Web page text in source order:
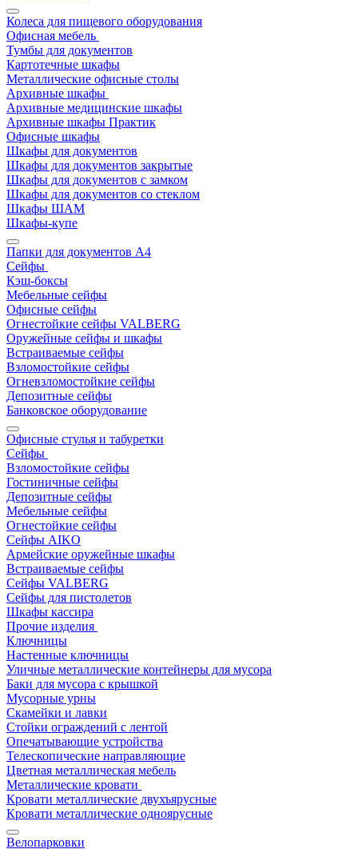
Колеса для пищевого оборудования
Офисная мебель
Тумбы для документов
Картотечные шкафы
Металлические офисные столы
Архивные шкафы
Архивные медицинские шкафы
Архивные шкафы Практик
Офисные шкафы
Шкафы для документов
Шкафы для документов закрытые
Шкафы для документов с замком
Шкафы для документов со стеклом
Шкафы ШАМ
Шкафы-купе
Папки для документов A4
Сейфы
Кэш-боксы
Мебельные сейфы
Офисные сейфы
Огнестойкие сейфы VALBERG
Оружейные сейфы и шкафы
Встраиваемые сейфы
Взломостойкие сейфы
Огневзломостойкие сейфы
Депозитные сейфы
Банковское оборудование
Офисные стулья и табуретки
Сейфы
Взломостойкие сейфы
Гостиничные сейфы
Депозитные сейфы
Мебельные сейфы
Огнестойкие сейфы
Сейфы AIKO
Армейские оружейные шкафы
Встраиваемые сейфы
Сейфы VALBERG
Сейфы для пистолетов
Шкафы кассира
Прочие изделия
Ключницы
Настенные ключницы
Уличные металлические контейнеры для мусора
Баки для мусора с крышкой
Мусорные урны
Скамейки и лавки
Стойки ограждений с лентой
Опечатывающие устройства
Телескопические направляющие
Цветная металлическая мебель
Металлические кровати
Кровати металлические двухъярусные
Кровати металлические одноярусные
Велопарковки